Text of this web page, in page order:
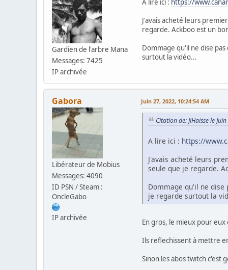
Gardien de l'arbre Mana
Messages: 7425
IP archivée
J'avais acheté leurs
regarde. Ackboo est un
Dommage qu'il ne dise
surtout la vidéo...
Gabora
Libérateur de Mobius
Messages: 4090
ID PSN / Steam :
OncleGabo
IP archivée
Juin 27, 2022, 10:24:54 AM
Citation de: JiHaisse le
A lire ici : https://
J'avais acheté leurs
seule que je regarde.
Dommage qu'il ne dise
je regarde surtout la
En gros, le mieux pour
Ils reflechissent à mettre
Sinon les abos twitch c'est